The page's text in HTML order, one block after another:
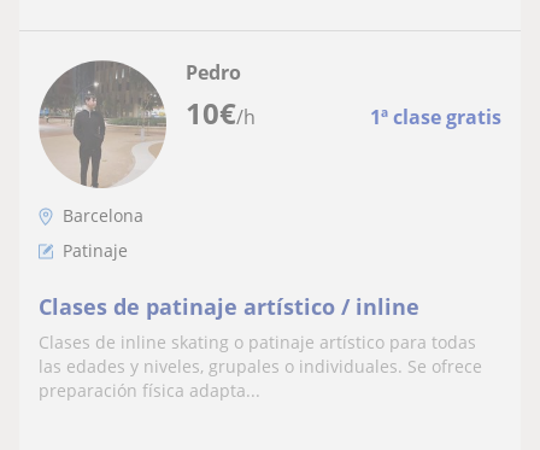
10€/h 1ª clase gratis
Pedro
Barcelona
Patinaje
Clases de patinaje artístico / inline
Clases de inline skating o patinaje artístico para todas
las edades y niveles, grupales o individuales. Se ofrece
preparación física adapta...